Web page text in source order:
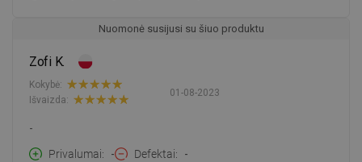
Nuomonė susijusi su šiuo produktu
Zofi K.
01-08-2023
Kokybė:
Išvaizda:
-
Privalumai
- Defektai -